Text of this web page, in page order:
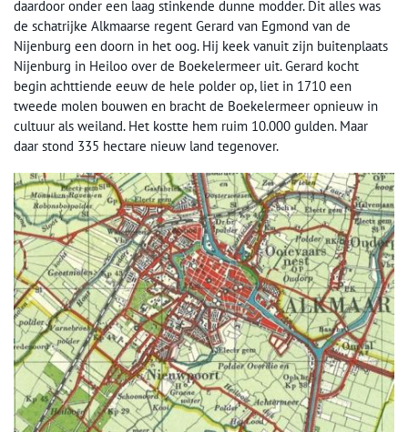
daardoor onder een laag stinkende dunne modder. Dit alles was
de schatrijke Alkmaarse regent Gerard van Egmond van de
Nijenburg een doorn in het oog. Hij keek vanuit zijn buitenplaats
Nijenburg in Heiloo over de Boekelermeer uit. Gerard kocht
begin achttiende eeuw de hele polder op, liet in 1710 een
tweede molen bouwen en bracht de Boekelermeer opnieuw in
cultuur als weiland. Het kostte hem ruim 10.000 gulden. Maar
daar stond 335 hectare nieuw land tegenover.